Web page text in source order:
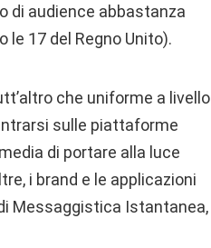
di audience abbastanza
le 17 del Regno Unito).
che uniforme a livello
sulle piattaforme
di portare alla luce
i brand e le applicazioni
Messaggistica Istantanea,